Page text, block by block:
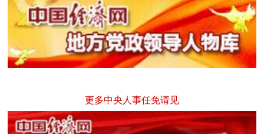
更多中央人事任免请见